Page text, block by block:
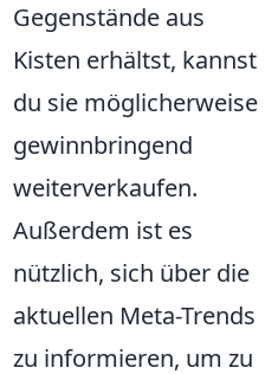
Gegenstände aus
Kisten erhältst, kannst
du sie möglicherweise
gewinnbringend
weiterverkaufen.
Außerdem ist es
nützlich, sich über die
aktuellen Meta-Trends
zu informieren, um zu